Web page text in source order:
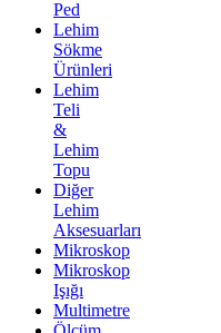
Ped
Lehim
Sökme
Ürünleri
Lehim
Teli
&
Lehim
Topu
Diğer
Lehim
Aksesuarları
Mikroskop
Mikroskop
Işığı
Multimetre